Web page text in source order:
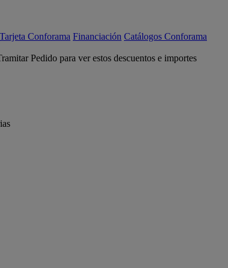
Tarjeta Conforama Financiación Catálogos Conforama
Pedido para ver estos descuentos e importes